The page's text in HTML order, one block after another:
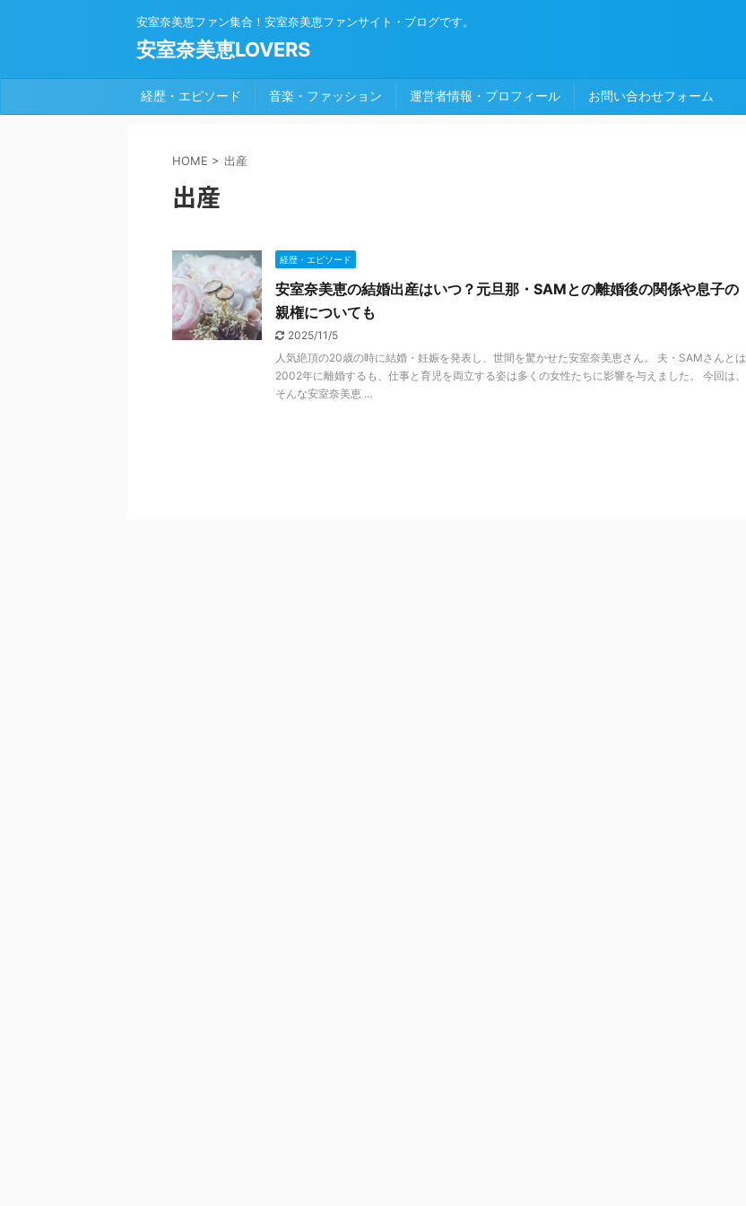
安室奈美恵ファン集合！安室奈美恵ファンサイト・ブログです。
安室奈美恵LOVERS
経歴・エピソード 音楽・ファッション 運営者情報・プロフィール お問い合わせフォーム
HOME > 出産
出産
経歴・エピソード
安室奈美恵の結婚出産はいつ？元旦那・SAMとの離婚後の関係や息子の
親権についても
2025/11/5
人気絶頂の20歳の時に結婚・妊娠を発表し、世間を驚かせた安室奈美恵さん。 夫・SAMさんとは
2002年に離婚するも、仕事と育児を両立する姿は多くの女性たちに影響を与えました。 今回は、
そんな安室奈美恵 ...